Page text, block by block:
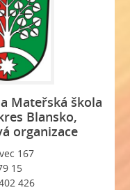
Mateřská škola
Blansko,
organizace
167
15
426